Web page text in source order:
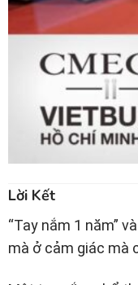
Lời Kết
“Tay nắm 1 năm”
mà ở cảm giác mà